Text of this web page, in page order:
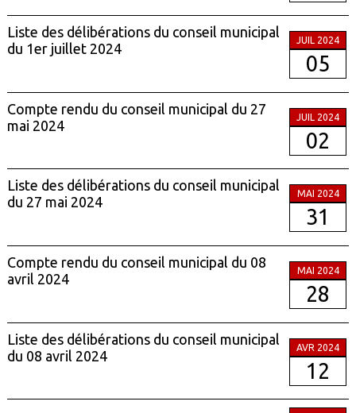
Liste des délibérations du conseil municipal
du 1er juillet 2024
JUIL 2024
05
Compte rendu du conseil municipal du 27
mai 2024
JUIL 2024
02
Liste des délibérations du conseil municipal
du 27 mai 2024
MAI 2024
31
Compte rendu du conseil municipal du 08
avril 2024
MAI 2024
28
Liste des délibérations du conseil municipal
du 08 avril 2024
AVR 2024
12